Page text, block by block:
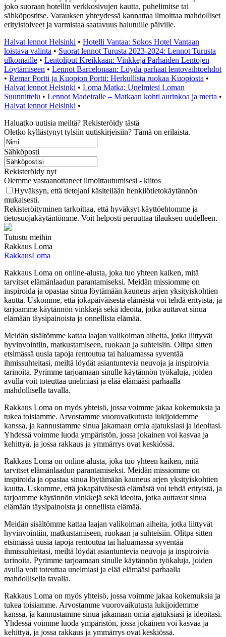
joko suoraan hotellin verkkosivujen kautta, puhelimitse tai
sähköpostitse. Varauksen yhteydessä kannattaa ilmoittaa mahdolliset
erityistoiveet ja varmistaa saatavuus halutuille päiville.
Halvat lennot Helsinki • Hotelli Vantaa: Sokos Hotel Vantaan
loistava valinta • Suorat lennot Turusta 2023-2024: Lennot Turusta
ulkomaille • Lentoliput Kreikkaan: Vinkkejä Parhaiden Lentojen
Löytämiseen • Lennot Barcelonaan: Löydä parhaat lentovaihtoehdot
• Remar Portti ja Kuopion Portti: Herkullista ruokaa Kuopiosta •
Halvat lennot Helsinki • Loma Matka: Unelmiesi Loman
Suunnittelu • Lennot Madeiralle – Matkaan kohti aurinkoa ja merta •
Halvat lennot Helsinki •
Haluatko uutisia meiltä? Rekisteröidy tästä
Oletko kyllästynyt tylsiin uutiskirjeisiin? Tämä on erilaista.
Sähköposti
Rekisteröidy nyt
Olemme vastaanottaneet ilmoittautumisesi - kiitos
Hyväksyn, että tietojani käsitellään henkilötietokäytännön
mukaisesti.
Rekisteröityminen tarkoittaa, että hyväksyt käyttöehtomme ja
tietosuojakäytäntömme. Voit helposti peruuttaa tilauksen uudelleen.
Tutustu meihin
Rakkaus Loma
RakkausLoma
Rakkaus Loma on online-alusta, joka tuo yhteen kaiken, mitä
tarvitset elämänlaadun parantamiseksi. Meidän missiomme on
inspiroida ja opastaa sinua löytämään kauneus arjen yksityiskohtien
kautta. Uskomme, että jokapäiväisestä elämästä voi tehdä erityistä, ja
tarjoamme käytännön vinkkejä sekä ideoita, jotka auttavat sinua
elämään täysipainoista ja onnellista elämää.
Meidän sisältömme kattaa laajan valikoiman aiheita, jotka liittyvät
hyvinvointiin, matkustamiseen, ruokaan ja suhteisiin. Olitpa sitten
etsimässä uusia tapoja rentoutua tai haluamassa syventää
ihmissuhteitasi, meiltä löydät asiantuntevia neuvoja ja inspiroivia
tarinoita. Pyrimme tarjoamaan sinulle käytännön työkaluja, joiden
avulla voit toteuttaa unelmiasi ja elää elämääsi parhaalla
mahdollisella tavalla.
Rakkaus Loma on myös yhteisö, jossa voimme jakaa kokemuksia ja
tukea toisiamme. Arvostamme vuorovaikutusta lukijoidemme
kanssa, ja kannustamme sinua jakamaan omia ajatuksiasi ja ideoitasi.
Yhdessä voimme luoda ympäristön, jossa jokainen voi kasvaa ja
kehittyä, ja jossa rakkaus ja ymmärrys ovat keskiössä.
Rakkaus Loma on online-alusta, joka tuo yhteen kaiken, mitä
tarvitset elämänlaadun parantamiseksi. Meidän missiomme on
inspiroida ja opastaa sinua löytämään kauneus arjen yksityiskohtien
kautta. Uskomme, että jokapäiväisestä elämästä voi tehdä erityistä, ja
tarjoamme käytännön vinkkejä sekä ideoita, jotka auttavat sinua
elämään täysipainoista ja onnellista elämää.
Meidän sisältömme kattaa laajan valikoiman aiheita, jotka liittyvät
hyvinvointiin, matkustamiseen, ruokaan ja suhteisiin. Olitpa sitten
etsimässä uusia tapoja rentoutua tai haluamassa syventää
ihmissuhteitasi, meiltä löydät asiantuntevia neuvoja ja inspiroivia
tarinoita. Pyrimme tarjoamaan sinulle käytännön työkaluja, joiden
avulla voit toteuttaa unelmiasi ja elää elämääsi parhaalla
mahdollisella tavalla.
Rakkaus Loma on myös yhteisö, jossa voimme jakaa kokemuksia ja
tukea toisiamme. Arvostamme vuorovaikutusta lukijoidemme
kanssa, ja kannustamme sinua jakamaan omia ajatuksiasi ja ideoitasi.
Yhdessä voimme luoda ympäristön, jossa jokainen voi kasvaa ja
kehittyä, ja jossa rakkaus ja ymmärrys ovat keskiössä.